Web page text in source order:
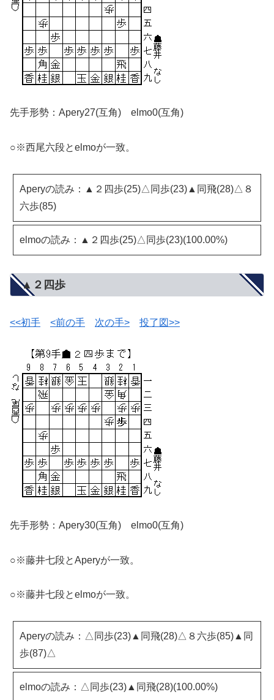
先手形勢：Apery27(互角) elmo0(互角)
○※西尾六段とelmoが一致。
Aperyの読み：▲２四歩(25)△同歩(23)▲同飛(28)△８
六歩(85)
elmoの読み：▲２四歩(25)△同歩(23)(100.00%)
▲２四歩
<<初手 <前の手 次の手> 投了図>>
先手形勢：Apery30(互角) elmo0(互角)
○※藤井七段とAperyが一致。
○※藤井七段とelmoが一致。
Aperyの読み：△同歩(23)▲同飛(28)△８六歩(85)▲同
歩(87)△
elmoの読み：△同歩(23)▲同飛(28)(100.00%)